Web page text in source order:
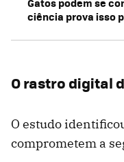
ciência prova isso
O rastro digital
O estudo
comprometem a